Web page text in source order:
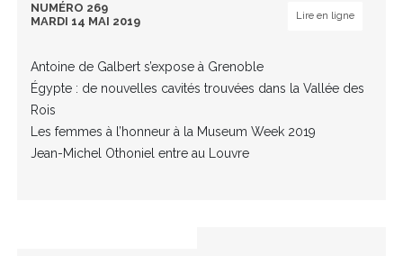
NUMÉRO 269
MARDI 14 MAI 2019
Lire en ligne
Antoine de Galbert s’expose à Grenoble
Égypte : de nouvelles cavités trouvées dans la Vallée des
Rois
Les femmes à l’honneur à la Museum Week 2019
Jean-Michel Othoniel entre au Louvre